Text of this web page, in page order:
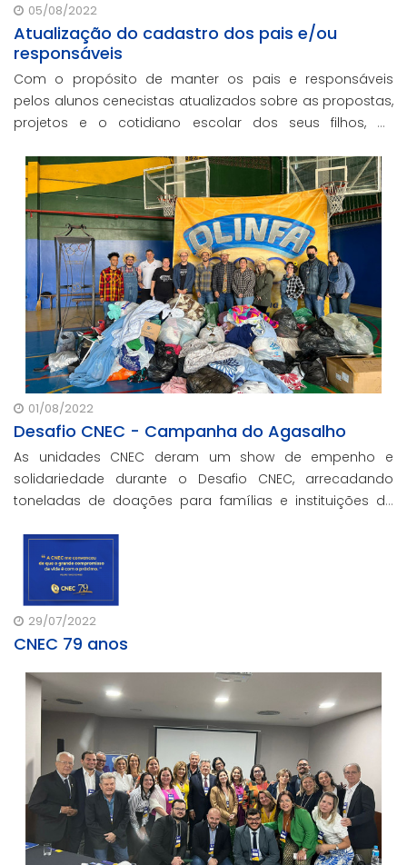
05/08/2022
Atualização do cadastro dos pais e/ou
responsáveis
Com o propósito de manter os pais e responsáveis
pelos alunos cenecistas atualizados sobre as propostas,
projetos e o cotidiano escolar dos seus filhos, as
dados cadastrais no Sistema RM.
01/08/2022
Desafio CNEC - Campanha do Agasalho
As unidades CNEC deram um show de empenho e
solidariedade durante o Desafio CNEC, arrecadando
toneladas de doações para famílias e instituições de
29/07/2022
CNEC 79 anos